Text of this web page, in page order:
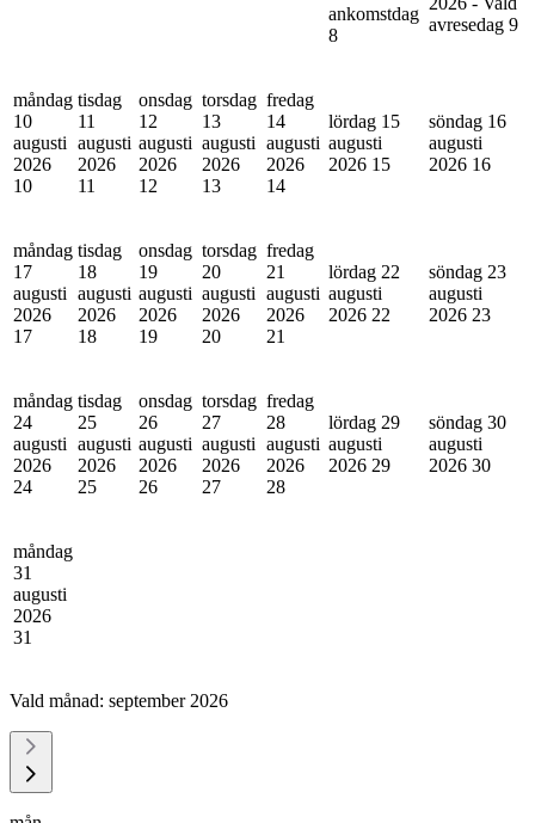
ankomstdag
8
avresedag 9
måndag
10
augusti
2026
10
tisdag
11
augusti
2026
11
onsdag
12
augusti
2026
12
torsdag
13
augusti
2026
13
fredag
14
augusti
2026
14
lördag 15
augusti
2026 15
söndag 16
augusti
2026 16
måndag
17
augusti
2026
17
tisdag
18
augusti
2026
18
onsdag
19
augusti
2026
19
torsdag
20
augusti
2026
20
fredag
21
augusti
2026
21
lördag 22
augusti
2026 22
söndag 23
augusti
2026 23
måndag
24
augusti
2026
24
tisdag
25
augusti
2026
25
onsdag
26
augusti
2026
26
torsdag
27
augusti
2026
27
fredag
28
augusti
2026
28
lördag 29
augusti
2026 29
söndag 30
augusti
2026 30
måndag
31
augusti
2026
31
Vald månad: september 2026